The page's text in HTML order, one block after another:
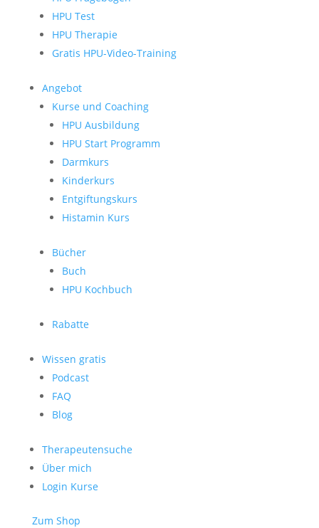
HPU Test
HPU Therapie
Gratis HPU-Video-Training
Angebot
Kurse und Coaching
HPU Ausbildung
HPU Start Programm
Darmkurs
Kinderkurs
Entgiftungskurs
Histamin Kurs
Bücher
Buch
HPU Kochbuch
Rabatte
Wissen gratis
Podcast
FAQ
Blog
Therapeutensuche
Über mich
Login Kurse
Zum Shop